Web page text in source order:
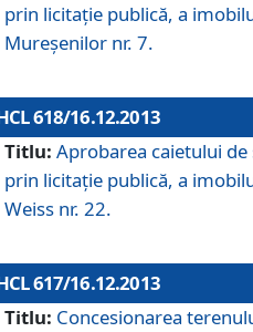
prin licitaţie publică, a
Mureşenilor nr. 7.
618/16.12.2013
Titlu: Aprobarea caietului
prin licitaţie publică, a
Weiss nr. 22.
617/16.12.2013
Titlu: Concesionarea